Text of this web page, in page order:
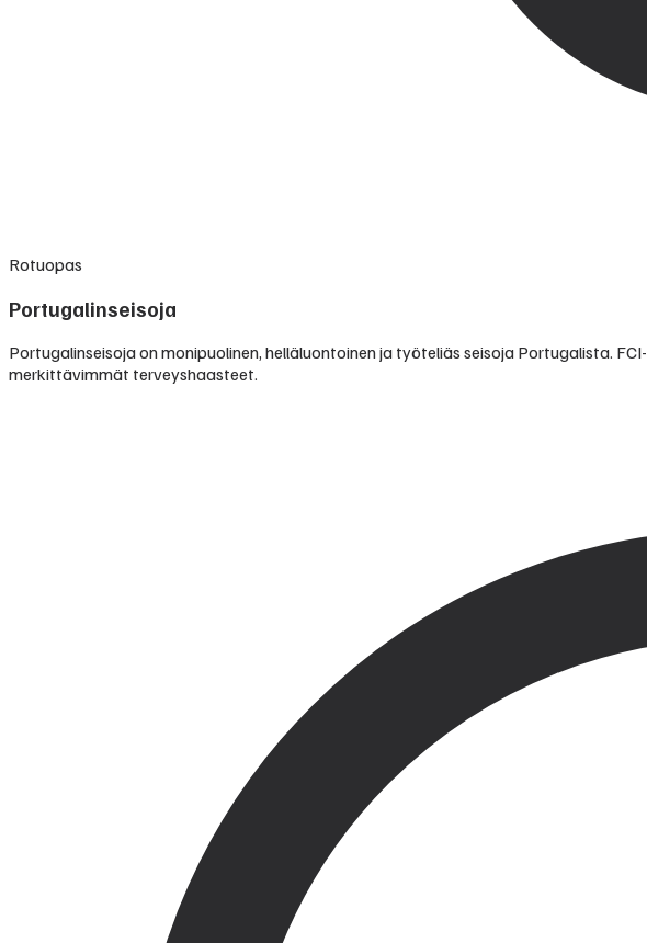
Rotuopas
Portugalinseisoja
Portugalinseisoja on monipuolinen, helläluontoinen ja työteliäs seisoja Portugalista.
merkittävimmät terveyshaasteet.